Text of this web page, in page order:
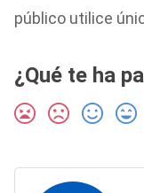
público utilice
¿Qué te ha